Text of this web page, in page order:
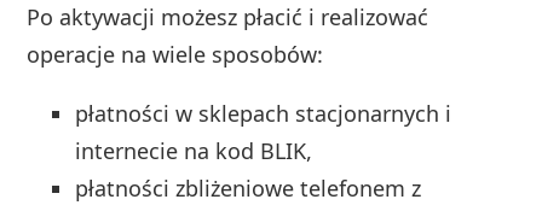
Po aktywacji możesz płacić i realizować
operacje na wiele sposobów:
płatności w sklepach stacjonarnych i
internecie na kod BLIK,
płatności zbliżeniowe telefonem z